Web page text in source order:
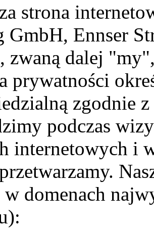
strona
GmbH, Ennser
zwaną dalej
prywatności
zgodnie
podczas
internetowych i
domenach